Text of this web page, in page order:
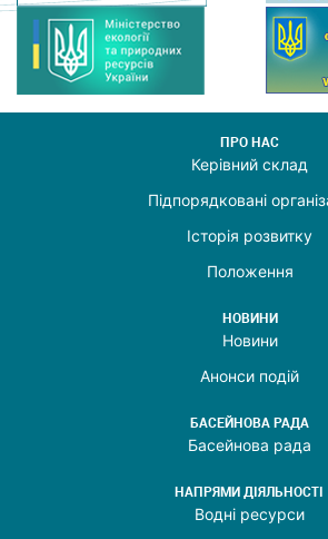
ПРО НАС
Керівний склад
Підпорядковані
Історія розвитку
Положення
НОВИНИ
Новини
Анонси подій
БАСЕЙНОВА РАДА
Басейнова рада
НАПРЯМИ ДІЯЛЬНОСТІ
Водні ресурси